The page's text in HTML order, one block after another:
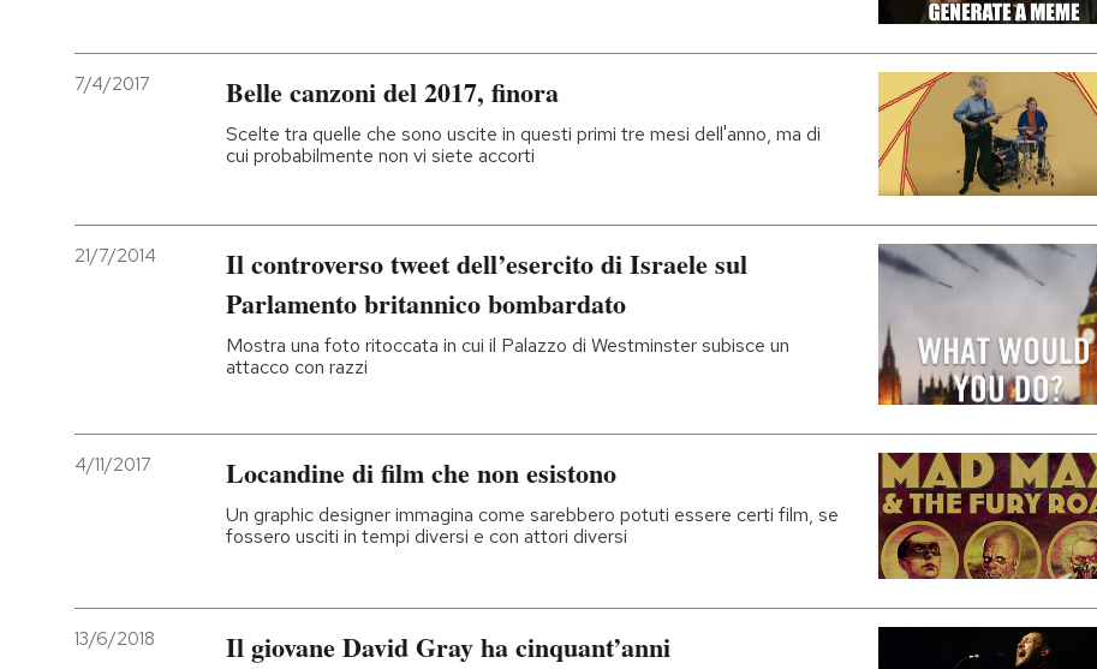
7/4/2017 Belle canzoni del 2017, finora
Scelte tra quelle che sono uscite in questi primi tre mesi dell'anno, ma di
cui probabilmente non vi siete accorti
21/7/2014
Il controverso tweet dell’esercito di Israele sul
Parlamento britannico bombardato
Mostra una foto ritoccata in cui il Palazzo di Westminster subisce un
attacco con razzi
4/11/2017 Locandine di film che non esistono
Un graphic designer immagina come sarebbero potuti essere certi film, se
fossero usciti in tempi diversi e con attori diversi
13/6/2018 Il giovane David Gray ha cinquant’anni